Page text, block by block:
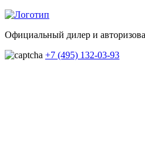
Официальный дилер и
+7 (495) 132-03-93